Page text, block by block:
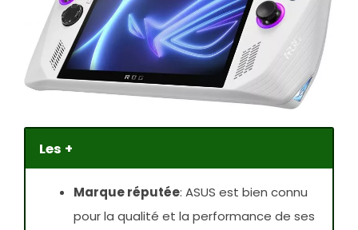
Les +
Marque réputée: ASUS est bien connu
pour la qualité et la performance de ses